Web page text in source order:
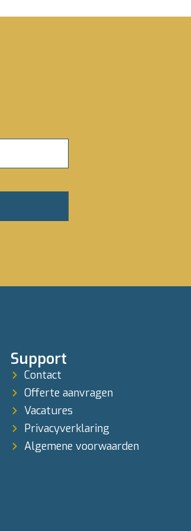
Support
Contact
Offerte aanvragen
Vacatures
Privacyverklaring
Algemene voorwaarden